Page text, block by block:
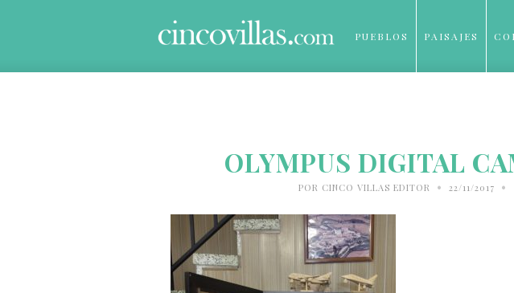
PUEBLOS PAISAJES
OLYMPUS DIGITAL
POR CINCO VILLAS EDITOR • 22/11/2017 •